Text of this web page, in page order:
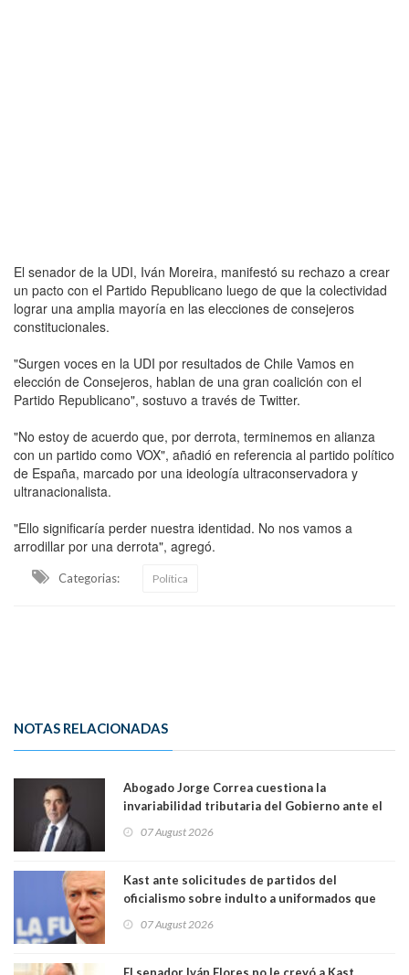
El senador de la UDI, Iván Moreira, manifestó su rechazo a crear
un pacto con el Partido Republicano luego de que la colectividad
lograr una amplia mayoría en las elecciones de consejeros
constitucionales.
"Surgen voces en la UDI por resultados de Chile Vamos en
elección de Consejeros, hablan de una gran coalición con el
Partido Republicano", sostuvo a través de Twitter.
"No estoy de acuerdo que, por derrota, terminemos en alianza
con un partido como VOX", añadió en referencia al partido político
de España, marcado por una ideología ultraconservadora y
ultranacionalista.
"Ello significaría perder nuestra identidad. No nos vamos a
arrodillar por una derrota", agregó.
Categorias: Política
NOTAS RELACIONADAS
Abogado Jorge Correa cuestiona la
invariabilidad tributaria del Gobierno ante el
democracia” y "defendemos la alternancia en el
07 August 2026
Kast ante solicitudes de partidos del
oficialismo sobre indulto a uniformados que
07 August 2026